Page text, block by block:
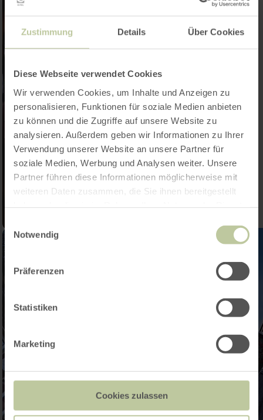
Zustimmung Details Über Cookies
Diese Webseite verwendet Cookies
Wir verwenden Cookies, um Inhalte und Anzeigen zu
personalisieren, Funktionen für soziale Medien anbieten
zu können und die Zugriffe auf unsere Website zu
analysieren. Außerdem geben wir Informationen zu Ihrer
Verwendung unserer Website an unsere Partner für
soziale Medien, Werbung und Analysen weiter. Unsere
Partner führen diese Informationen möglicherweise mit
weiteren Daten zusammen, die Sie ihnen bereitgestellt
Notwendig
Präferenzen
Statistiken
Marketing
Cookies zulassen